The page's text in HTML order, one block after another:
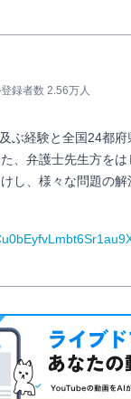
録者数 2.56万人
ぶ経験と全国24都
、弁護士先生方を
し、様々な問題の
ます